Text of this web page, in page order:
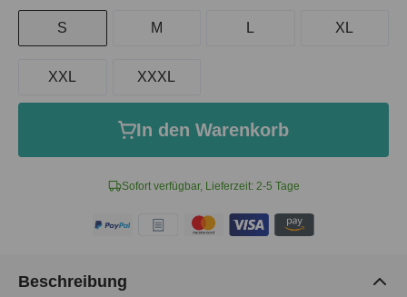
Sofort verfügbar, Lieferzeit: 2-5 Tage
S M L XL
XXL XXXL
In den Warenkorb
Beschreibung